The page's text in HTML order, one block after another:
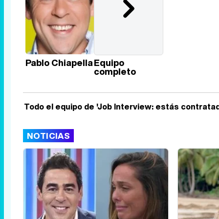
Pablo ChiapellaEquipo
completo
Todo el equipo de 'Job Interview: estás
NOTICIAS